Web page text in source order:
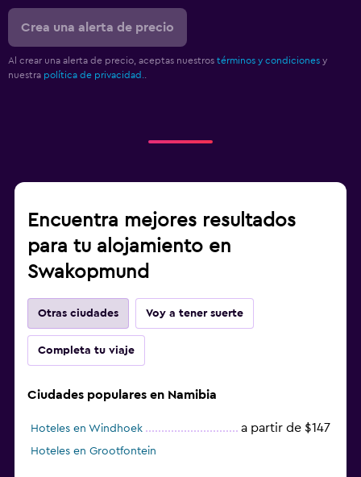
Crea una alerta de precio
Al crear una alerta de precio, aceptas nuestros términos y condiciones y
nuestra política de privacidad.
Encuentra mejores resultados
para tu alojamiento en
Swakopmund
Otras ciudades Voy a tener suerte
Completa tu viaje
Ciudades populares en Namibia
Hoteles en Windhoek a partir de $147
Hoteles en Grootfontein